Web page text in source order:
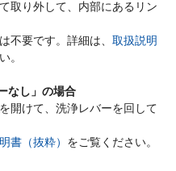
外して、内部にあるリン
です。詳細は、 取扱説明
。
し」の場合
て、洗浄レバーを回して
書（抜粋） をご覧ください。